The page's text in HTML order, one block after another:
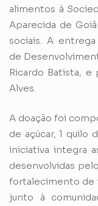
alimentos à
Aparecida de
sociais. A
de
Ricardo Batista,
Alves.
A doação foi
de açúcar, 1 quilo
iniciativa integra
desenvolvidas
fortalecimento de
junto à